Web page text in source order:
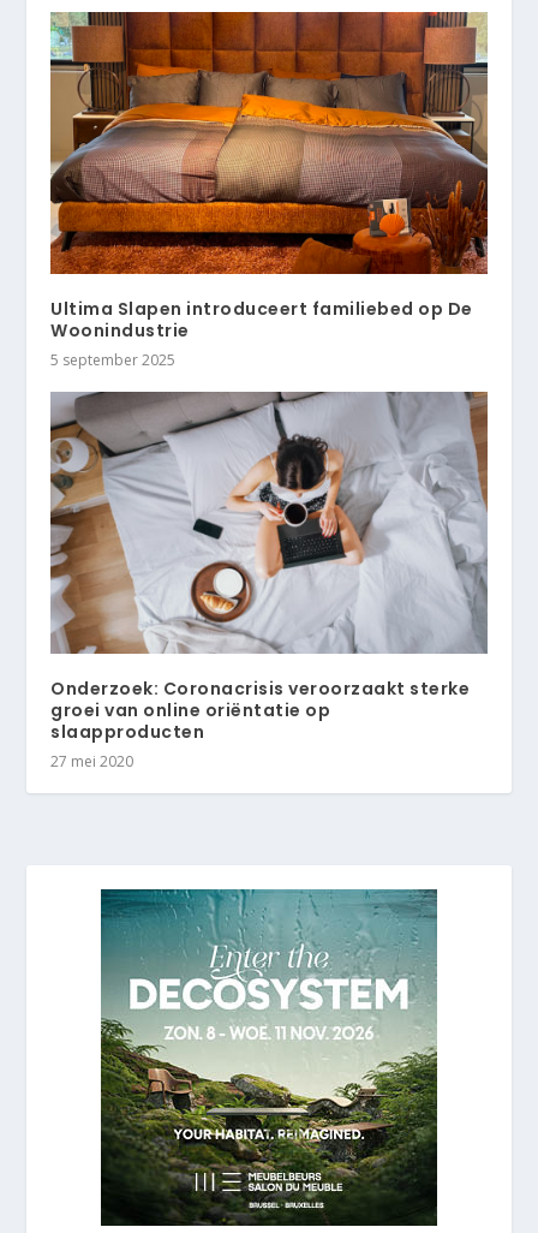
Ultima Slapen introduceert familiebed op De
Woonindustrie
5 september 2025
Onderzoek: Coronacrisis veroorzaakt sterke
groei van online oriëntatie op
slaapproducten
27 mei 2020